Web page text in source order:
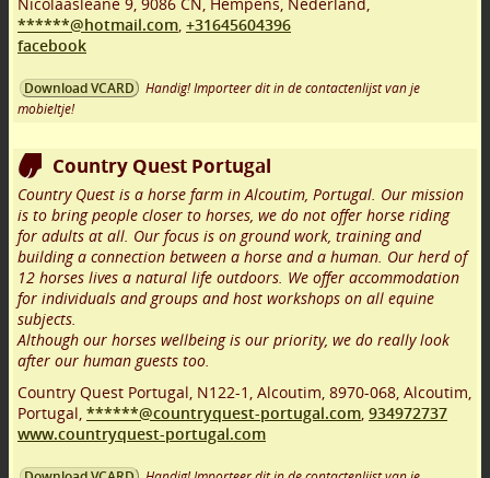
Nicolaasleane 9, 9086 CN, Hempens, Nederland,
******@hotmail.com, +31645604396
facebook
Download VCARD
Handig! Importeer dit in de contactenlijst van je
mobieltje!
Country Quest Portugal
Country Quest is a horse farm in Alcoutim, Portugal. Our mission
is to bring people closer to horses, we do not offer horse riding
for adults at all. Our focus is on ground work, training and
building a connection between a horse and a human. Our herd of
12 horses lives a natural life outdoors. We offer accommodation
for individuals and groups and host workshops on all equine
subjects.
Although our horses wellbeing is our priority, we do really look
after our human guests too.
Country Quest Portugal, N122-1, Alcoutim, 8970-068, Alcoutim,
Portugal, ******@countryquest-portugal.com, 934972737
www.countryquest-portugal.com